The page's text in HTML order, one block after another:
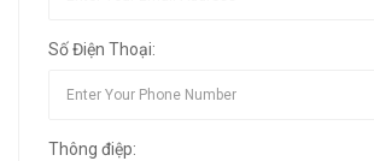
Số Điện Thoại:
Thông điệp: